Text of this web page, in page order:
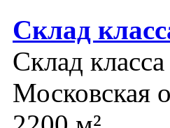
Склад
Склад
Московская